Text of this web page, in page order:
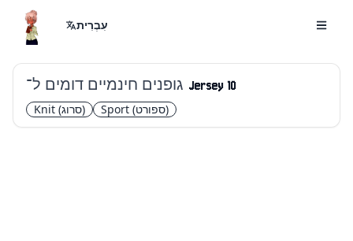
עִבְרִית
גופנים חינמיים דומים ל־ Jersey 10
Knit (סרוג) Sport (ספורט)